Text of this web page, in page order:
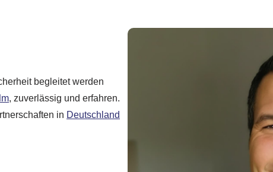
begleitet werden
, zuverlässig und erfahren.
in Deutschland